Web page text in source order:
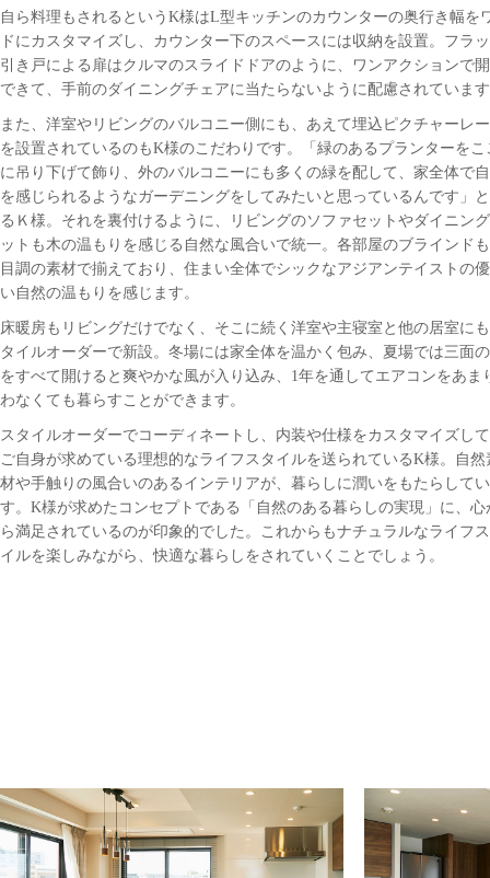
自ら料理もされるというK様はL型キッチンのカウンターの奥行き幅を
ドにカスタマイズし、カウンター下のスペースには収納を設置。フラ
引き戸による扉はクルマのスライドドアのように、ワンアクションで
できて、手前のダイニングチェアに当たらないように配慮されていま
また、洋室やリビングのバルコニー側にも、あえて埋込ピクチャーレ
を設置されているのもK様のこだわりです。「緑のあるプランターをこ
に吊り下げて飾り、外のバルコニーにも多くの緑を配して、家全体で
を感じられるようなガーデニングをしてみたいと思っているんです」
るＫ様。それを裏付けるように、リビングのソファセットやダイニン
ットも木の温もりを感じる自然な風合いで統一。各部屋のブラインド
目調の素材で揃えており、住まい全体でシックなアジアンテイストの
い自然の温もりを感じます。
床暖房もリビングだけでなく、そこに続く洋室や主寝室と他の居室に
タイルオーダーで新設。冬場には家全体を温かく包み、夏場では三面
をすべて開けると爽やかな風が入り込み、1年を通してエアコンをあま
わなくても暮らすことができます。
スタイルオーダーでコーディネートし、内装や仕様をカスタマイズし
ご自身が求めている理想的なライフスタイルを送られているK様。自然
材や手触りの風合いのあるインテリアが、暮らしに潤いをもたらして
す。K様が求めたコンセプトである「自然のある暮らしの実現」に、心
ら満足されているのが印象的でした。これからもナチュラルなライフ
イルを楽しみながら、快適な暮らしをされていくことでしょう。